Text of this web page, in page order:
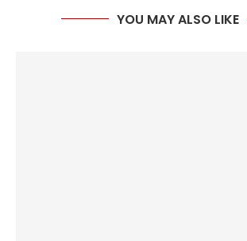
YOU MAY ALSO LIKE